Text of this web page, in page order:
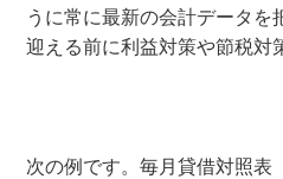
うに常に最新の会計データを
迎える前に利益対策や節税対
次の例です。毎月貸借対照表